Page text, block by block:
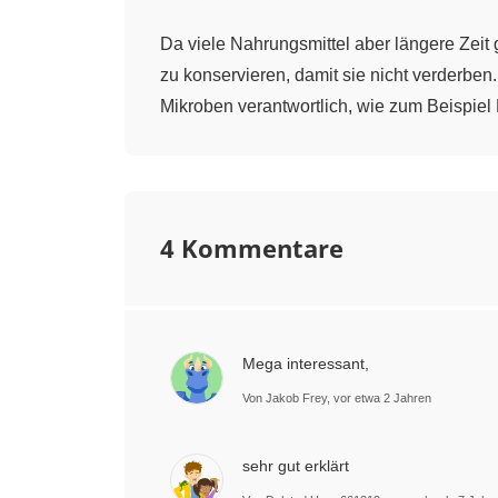
Da viele Nahrungsmittel aber längere
zu konservieren, damit sie nicht
Mikroben verantwortlich, wie zum
Dabei gilt natürlich, je niedriger die
Mineralstoffe weitestgehend erhalten
von Marmelade. Hier wird das Produkt
4 Kommentare
Mega interessant,
Von Jakob Frey, vor etwa 2 Jahren
sehr gut erklärt